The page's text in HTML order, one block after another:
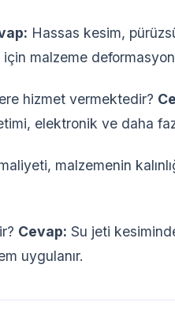
Hassas kesim,
için malzeme
hizmet vermektedir?
elektronik ve daha
malzemenin
Cevap: Su jeti
uygulanır.